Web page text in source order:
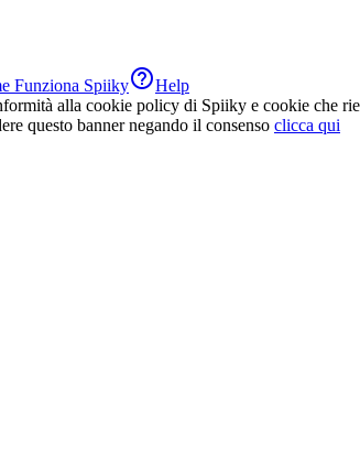
Funziona SpiikyHelp
alla cookie policy di Spiiky e cookie che
questo banner negando il consenso clicca qui